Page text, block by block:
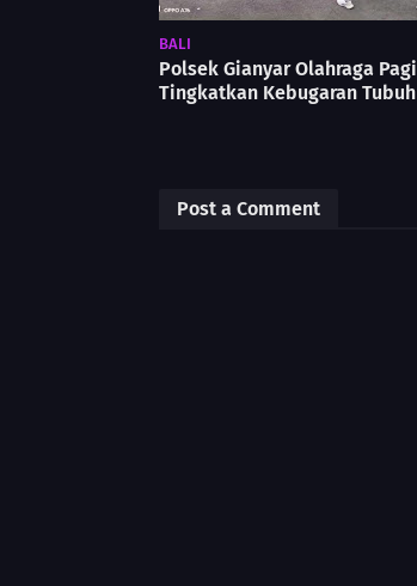
BALI
Polsek Gianyar Olahraga Pagi
Tingkatkan Kebugaran Tubuh
Post a Comment